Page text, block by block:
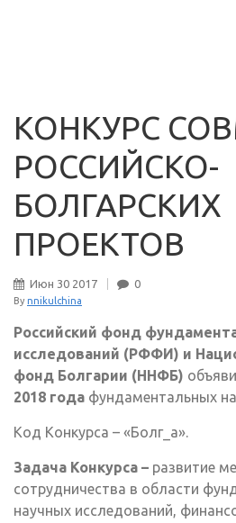
КОНКУРС
РОССИЙСКО-
БОЛГАРСКИХ
ПРОЕКТОВ
Июн 30 2017 0
By nnikulchina
Российский фонд
исследований (РФФИ) и
фонд Болгарии (ННФБ)
2018 года фундаментальных
Код Конкурса – «Болг_а».
Задача Конкурса – развитие
сотрудничества в области
научных исследований,